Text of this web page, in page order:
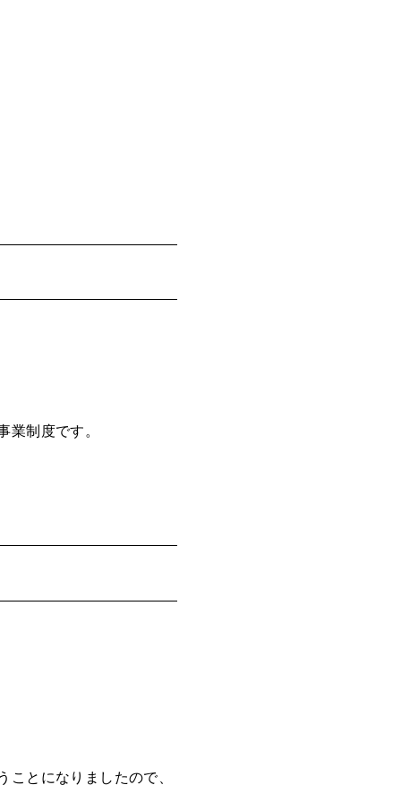
業制度です。
とになりましたので、